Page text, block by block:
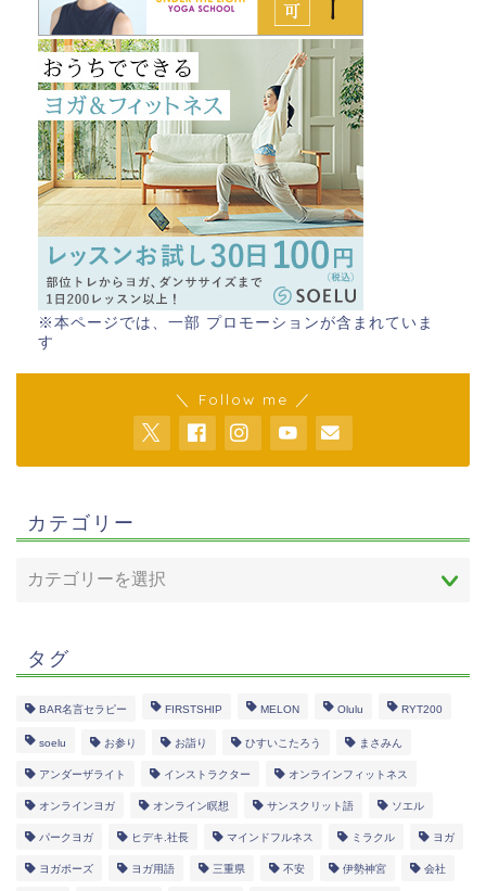
※本ページでは、一部 プロモーションが含まれていま
す
＼ Follow me ／
カテゴリー
タグ
BAR名言セラピー FIRSTSHIP MELON Olulu RYT200
soelu お参り お詣り ひすいこたろう まさみん
アンダーザライト インストラクター オンラインフィットネス
オンラインヨガ オンライン瞑想 サンスクリット語 ソエル
パークヨガ ヒデキ.社長 マインドフルネス ミラクル ヨガ
ヨガポーズ ヨガ用語 三重県 不安 伊勢神宮 会社